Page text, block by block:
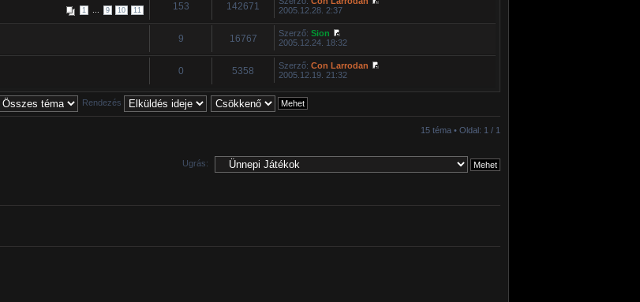
1 9 10 11 153 142671
2005.12.28. 2:37
9 16767 Szerző:Sion
2005.12.24. 18:32
0 5358 Szerző:Con Larrodan
2005.12.19. 21:32
Rendezés
15 téma • Oldal: 1 / 1
Ugrás: